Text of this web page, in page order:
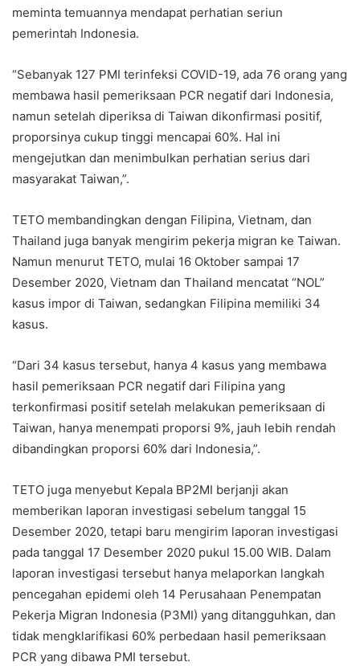
meminta temuannya mendapat perhatian seriun
pemerintah Indonesia.
“Sebanyak 127 PMI terinfeksi COVID-19, ada 76 orang yang
membawa hasil pemeriksaan PCR negatif dari Indonesia,
namun setelah diperiksa di Taiwan dikonfirmasi positif,
proporsinya cukup tinggi mencapai 60%. Hal ini
mengejutkan dan menimbulkan perhatian serius dari
masyarakat Taiwan,”.
TETO membandingkan dengan Filipina, Vietnam, dan
Thailand juga banyak mengirim pekerja migran ke Taiwan.
Namun menurut TETO, mulai 16 Oktober sampai 17
Desember 2020, Vietnam dan Thailand mencatat “NOL”
kasus impor di Taiwan, sedangkan Filipina memiliki 34
kasus.
“Dari 34 kasus tersebut, hanya 4 kasus yang membawa
hasil pemeriksaan PCR negatif dari Filipina yang
terkonfirmasi positif setelah melakukan pemeriksaan di
Taiwan, hanya menempati proporsi 9%, jauh lebih rendah
dibandingkan proporsi 60% dari Indonesia,”.
TETO juga menyebut Kepala BP2MI berjanji akan
memberikan laporan investigasi sebelum tanggal 15
Desember 2020, tetapi baru mengirim laporan investigasi
pada tanggal 17 Desember 2020 pukul 15.00 WIB. Dalam
laporan investigasi tersebut hanya melaporkan langkah
pencegahan epidemi oleh 14 Perusahaan Penempatan
Pekerja Migran Indonesia (P3MI) yang ditangguhkan, dan
tidak mengklarifikasi 60% perbedaan hasil pemeriksaan
PCR yang dibawa PMI tersebut.